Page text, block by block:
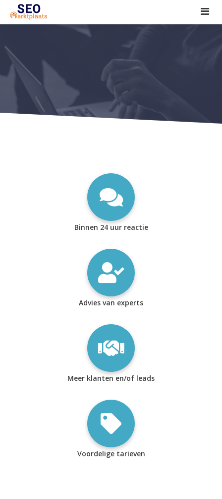
SEO tools reviews
Marketeer bij jou in de buurt?
Offerte
1. Seo voor beginners +
2. Onderzoeken +
Binnen 24 uur reactie
Advies van experts
Meer klanten en/of leads
Voordelige tarieven